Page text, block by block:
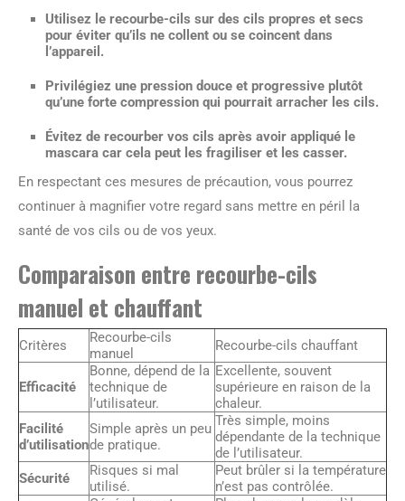
Utilisez le recourbe-cils sur des cils propres et secs
pour éviter qu’ils ne collent ou se coincent dans
l’appareil.
Privilégiez une pression douce et progressive plutôt
qu’une forte compression qui pourrait arracher les cils.
Évitez de recourber vos cils après avoir appliqué le
mascara car cela peut les fragiliser et les casser.
En respectant ces mesures de précaution, vous pourrez
continuer à magnifier votre regard sans mettre en péril la
santé de vos cils ou de vos yeux.
Comparaison entre recourbe-cils
manuel et chauffant
Critères
Recourbe-cils
manuel
Recourbe-cils chauffant
Efficacité
Bonne, dépend de la
technique de
l’utilisateur.
Excellente, souvent
supérieure en raison de la
chaleur.
Facilité
d’utilisation
Simple après un peu
de pratique.
Très simple, moins
dépendante de la technique
de l’utilisateur.
Sécurité
Risques si mal
utilisé.
Peut brûler si la température
n’est pas contrôlée.